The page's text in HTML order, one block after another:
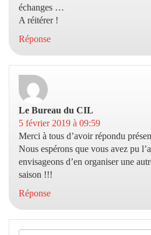
échanges …
A réitérer !
Réponse
Le Bureau du CIL
5 février 2019 à 09:59
Merci à tous d’avoir répondu
Nous espérons que vous avez pu
envisageons d’en organiser une
saison !!!
Réponse